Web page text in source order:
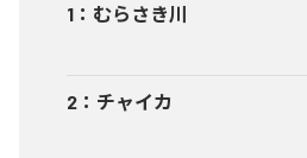
1 ： むらさき川
2 ： チャイカ